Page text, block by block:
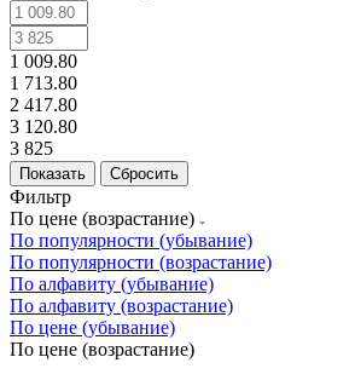
1 009.80
1 713.80
2 417.80
3 120.80
3 825
Сбросить
Фильтр
По цене (возрастание)
По популярности (убывание)
По популярности (возрастание)
По алфавиту (убывание)
По алфавиту (возрастание)
По цене (убывание)
По цене (возрастание)